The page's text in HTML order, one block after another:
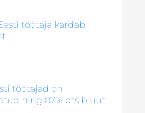
töötaja kardab
töötajad on
ning 87% otsib uut